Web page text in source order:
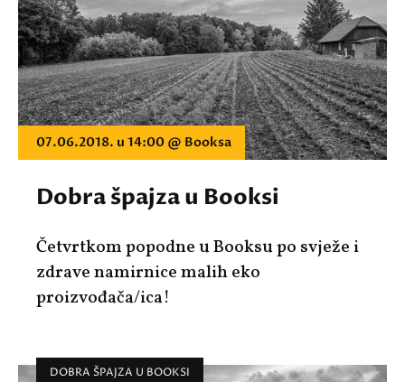
07.06.2018. u 14:00 @ Booksa
Dobra špajza u Booksi
Četvrtkom popodne u Booksu po svježe i
zdrave namirnice malih eko
proizvođača/ica!
DOBRA ŠPAJZA U BOOKSI